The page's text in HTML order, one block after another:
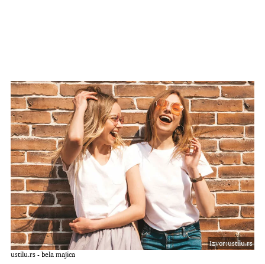
ustilu.rs - bela majica
Izvor:ustilu.rs